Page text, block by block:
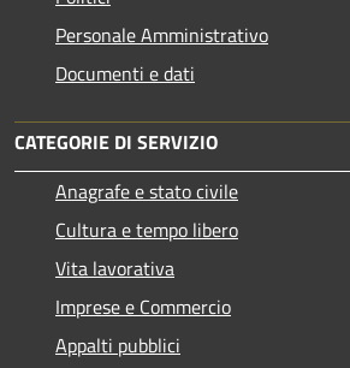
Personale Amministrativo
Documenti e dati
CATEGORIE DI SERVIZIO
Anagrafe e stato civile
Cultura e tempo libero
Vita lavorativa
Imprese e Commercio
Appalti pubblici